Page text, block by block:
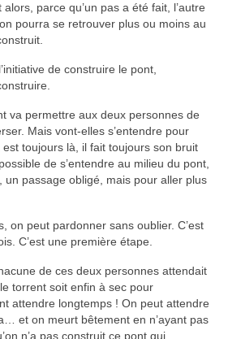
parce qu’un pas a été fait, l’autre
pourra se retrouver plus ou moins au
de construire le pont,
va permettre aux deux personnes de
Mais vont-elles s’entendre pour
toujours là, il fait toujours son bruit
de s’entendre au milieu du pont,
un passage obligé, mais pour aller plus
on peut pardonner sans oublier. C’est
C’est une première étape.
de ces deux personnes attendait
torrent soit enfin à sec pour
attendre longtemps ! On peut attendre
et on meurt bêtement en n’ayant pas
n’a pas construit ce pont qui